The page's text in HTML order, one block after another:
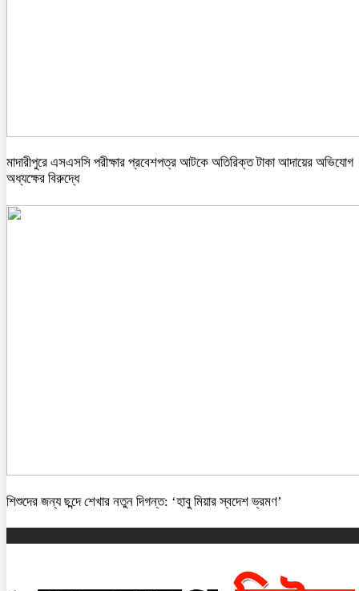
মাদারীপুরে এসএসসি পরীক্ষার প্রবেশপত্র আটকে অতিরিক্ত টাকা আদায়ের অভিযোগ
অধ্যক্ষের বিরুদ্ধে
শিশুদের জন্য ছন্দে শেখার নতুন দিগন্ত: ‘হাবু মিয়ার স্বদেশ ভ্রমণ’